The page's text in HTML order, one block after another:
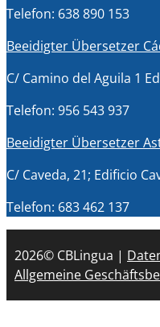
Telefon: 638 890 153
Beeidigter Übersetzer
C/ Camino del Aguila 1
Telefon: 956 543 937
Beeidigter Übersetzer
C/ Caveda, 21; Edificio
Telefon: 683 462 137
2026© CBLingua |
Allgemeine